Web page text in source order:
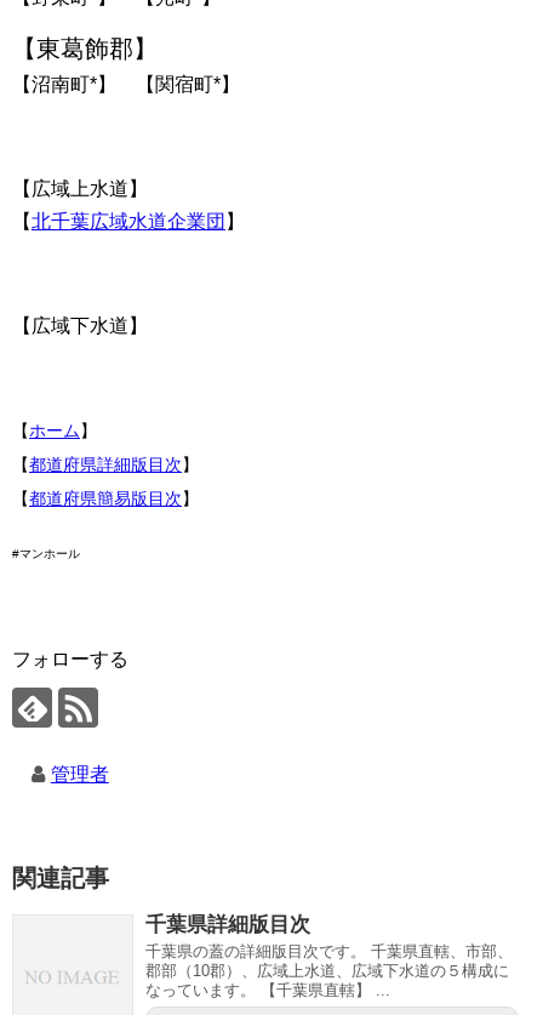
【東葛飾郡】
【沼南町*】 【関宿町*】
【広域上水道】
【北千葉広域水道企業団 】
【広域下水道】
【ホーム】
【都道府県詳細版目次】
【都道府県簡易版目次】
#マンホール
フォローする
管理者
関連記事
千葉県詳細版目次
千葉県の蓋の詳細版目次です。 千葉県直轄、市部、
郡部（10郡）、広域上水道、広域下水道の５構成に
なっています。 【千葉県直轄】 ...